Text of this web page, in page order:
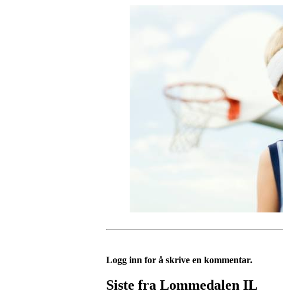
Logg inn for å skrive en kommentar.
Siste fra Lommedalen IL